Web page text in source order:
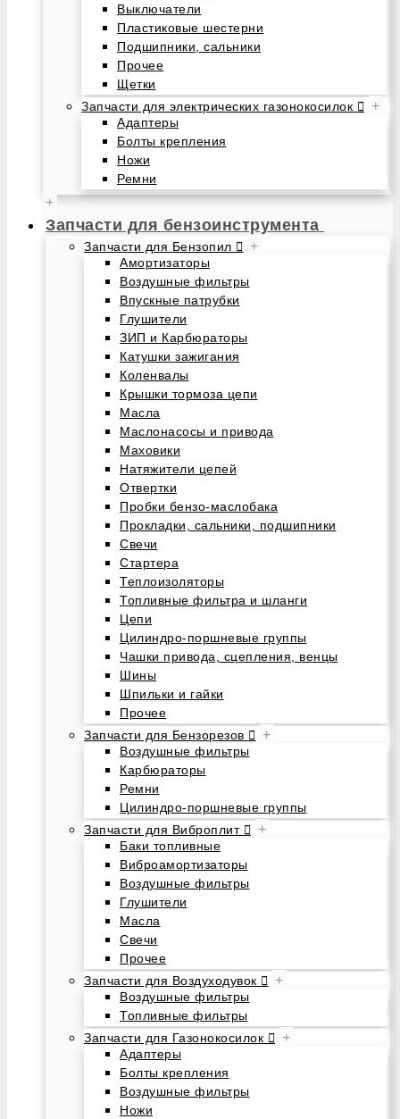
Выключатели
Пластиковые шестерни
Подшипники, сальники
Прочее
Щетки
Запчасти для электрических газонокосилок
+
Адаптеры
Болты крепления
Ножи
Ремни
+
Запчасти для бензоинструмента
Запчасти для Бензопил +
Амортизаторы
Воздушные фильтры
Впускные патрубки
Глушители
ЗИП и Карбюраторы
Катушки зажигания
Коленвалы
Крышки тормоза цепи
Масла
Маслонасосы и привода
Маховики
Натяжители цепей
Отвертки
Пробки бензо-маслобака
Прокладки, сальники, подшипники
Свечи
Стартера
Теплоизоляторы
Топливные фильтра и шланги
Цепи
Цилиндро-поршневые группы
Чашки привода, сцепления, венцы
Шины
Шпильки и гайки
Прочее
Запчасти для Бензорезов
+
Воздушные фильтры
Карбюраторы
Ремни
Цилиндро-поршневые группы
Запчасти для Виброплит
+
Баки топливные
Виброамортизаторы
Воздушные фильтры
Глушители
Масла
Свечи
Прочее
Запчасти для Воздуходувок
+
Воздушные фильтры
Топливные фильтры
Запчасти для Газонокосилок
+
Адаптеры
Болты крепления
Воздушные фильтры
Ножи